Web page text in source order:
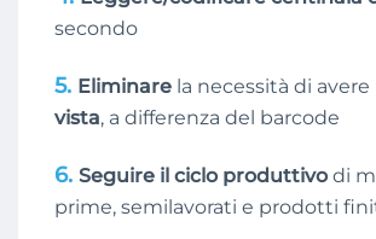
secondo
5. Eliminare la necessità di avere
vista, a differenza del barcode
6. Seguire il ciclo produttivo di
prime, semilavorati e prodotti